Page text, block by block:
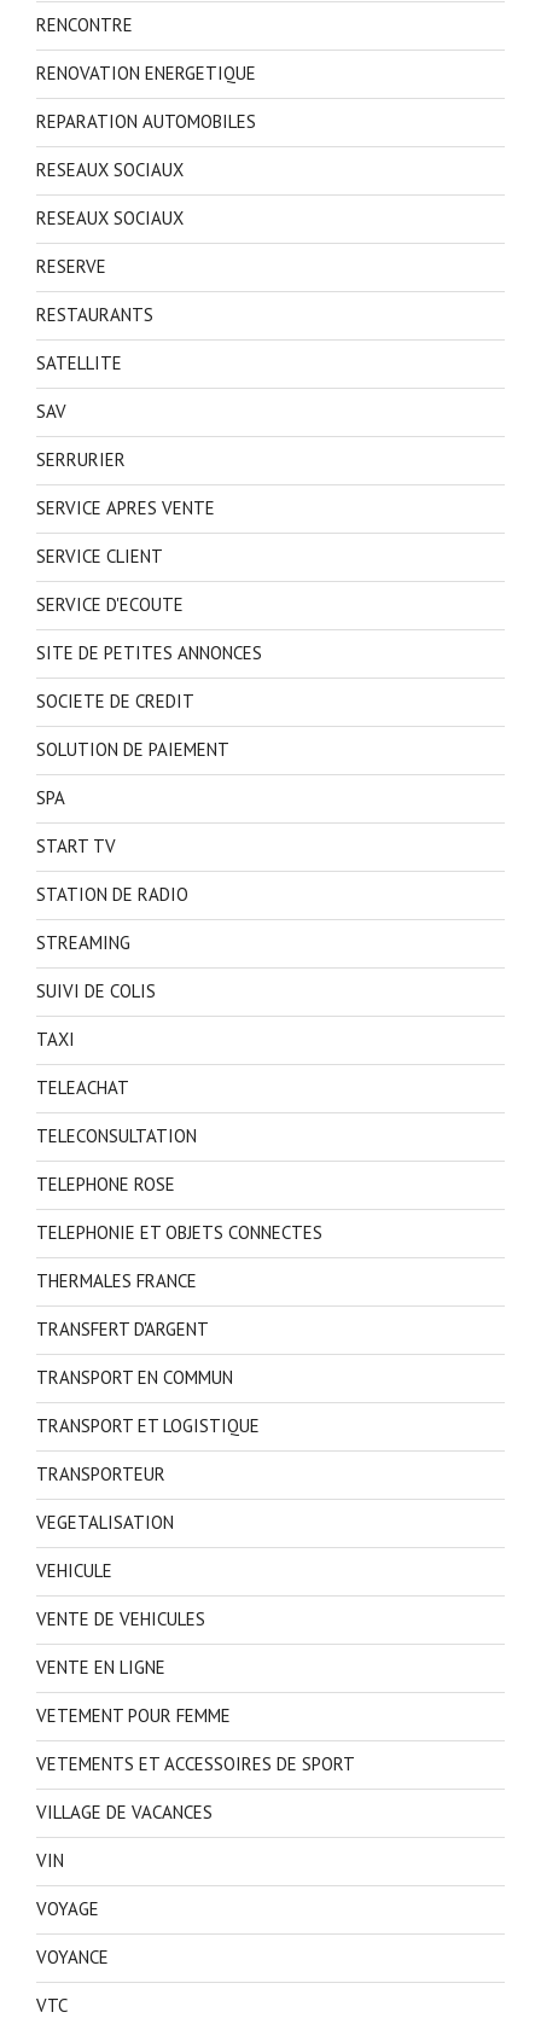
RENCONTRE
RENOVATION ENERGETIQUE
REPARATION AUTOMOBILES
RESEAUX SOCIAUX
RESEAUX SOCIAUX
RESERVE
RESTAURANTS
SATELLITE
SAV
SERRURIER
SERVICE APRES VENTE
SERVICE CLIENT
SERVICE D'ECOUTE
SITE DE PETITES ANNONCES
SOCIETE DE CREDIT
SOLUTION DE PAIEMENT
SPA
START TV
STATION DE RADIO
STREAMING
SUIVI DE COLIS
TAXI
TELEACHAT
TELECONSULTATION
TELEPHONE ROSE
TELEPHONIE ET OBJETS CONNECTES
THERMALES FRANCE
TRANSFERT D'ARGENT
TRANSPORT EN COMMUN
TRANSPORT ET LOGISTIQUE
TRANSPORTEUR
VEGETALISATION
VEHICULE
VENTE DE VEHICULES
VENTE EN LIGNE
VETEMENT POUR FEMME
VETEMENTS ET ACCESSOIRES DE SPORT
VILLAGE DE VACANCES
VIN
VOYAGE
VOYANCE
VTC